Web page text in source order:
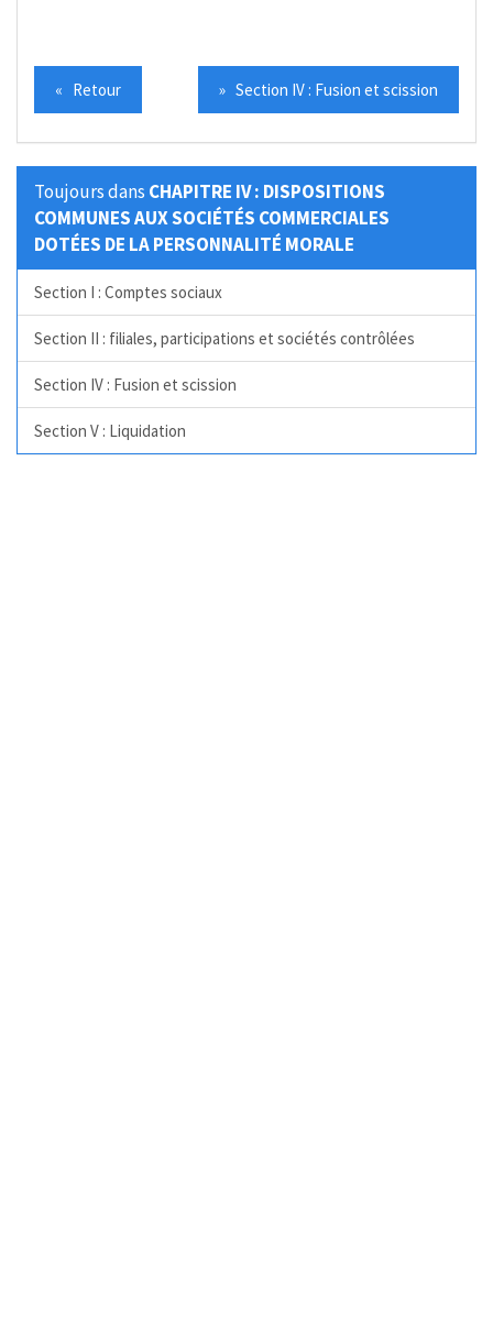
« Retour » Section IV : Fusion et scission
Toujours dans CHAPITRE IV : DISPOSITIONS
COMMUNES AUX SOCIÉTÉS COMMERCIALES
DOTÉES DE LA PERSONNALITÉ MORALE
Section I : Comptes sociaux
Section II : filiales, participations et sociétés contrôlées
Section IV : Fusion et scission
Section V : Liquidation